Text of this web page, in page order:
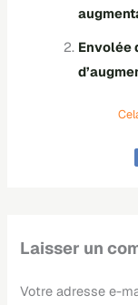
Envolée
Laisser un
Votre adresse e-